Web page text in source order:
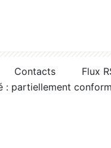
Contacts
Flux
: partiellement